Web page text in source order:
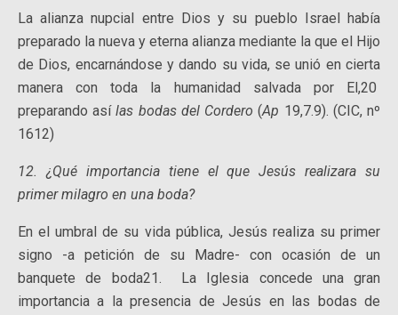
La alianza nupcial entre Dios y su pueblo Israel había
preparado la nueva y eterna alianza mediante la que el Hijo
de Dios, encarnándose y dando su vida, se unió en cierta
manera con toda la humanidad salvada por El,20
preparando asílas bodas del Cordero (Ap 19,7.9). (CIC, nº
1612)
12. ¿Qué importancia tiene el que Jesús realizara su
primer milagro en una boda?
En el umbral de su vida pública, Jesús realiza su primer
signo -a petición de su Madre- con ocasión de un
banquete de boda21. La Iglesia concede una gran
importancia a la presencia de Jesús en las bodas de